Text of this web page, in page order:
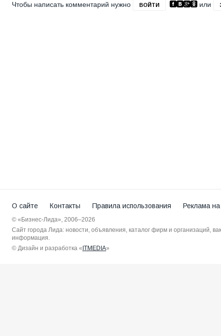
Чтобы написать комментарий нужно ВОЙТИ или
О сайте Контакты Правила использования Реклама
© «Бизнес-Лида», 2006–2026
Сайт города Лида: новости, объявления, каталог фирм и организаций,
информация.
© Дизайн и разработка «ITMEDIA»